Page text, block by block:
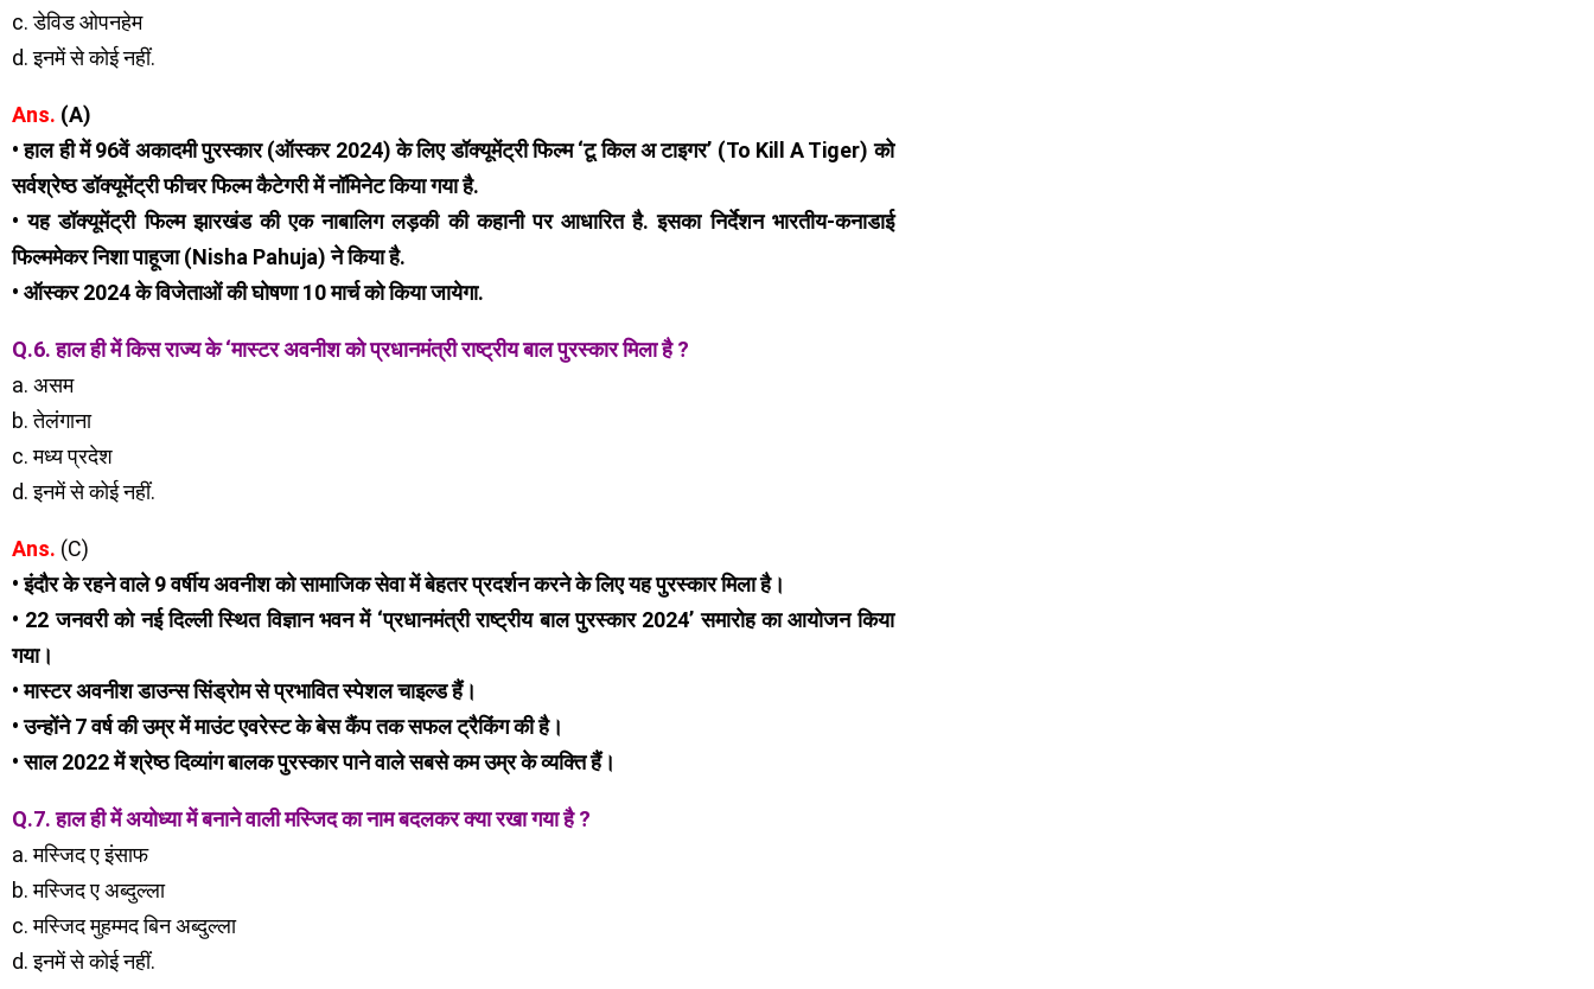
c. डेविड ओपनहेम
d. इनमें से कोई नहीं.
Ans. (A)
• हाल ही में 96वें अकादमी पुरस्कार (ऑस्कर 2024) के लिए डॉक्यूमेंट्री फिल्म ‘टू किल अ टाइगर’ (To Kill A Tiger) को
सर्वश्रेष्ठ डॉक्यूमेंट्री फीचर फिल्म कैटेगरी में नॉमिनेट किया गया है.
• यह डॉक्यूमेंट्री फिल्म झारखंड की एक नाबालिग लड़की की कहानी पर आधारित है. इसका निर्देशन भारतीय-कनाडाई
फिल्ममेकर निशा पाहूजा (Nisha Pahuja) ने किया है.
• ऑस्कर 2024 के विजेताओं की घोषणा 10 मार्च को किया जायेगा.
Q.6. हाल ही में किस राज्य के ‘मास्टर अवनीश को प्रधानमंत्री राष्ट्रीय बाल पुरस्कार मिला है ?
a. असम
b. तेलंगाना
c. मध्य प्रदेश
d. इनमें से कोई नहीं.
Ans. (C)
• इंदौर के रहने वाले 9 वर्षीय अवनीश को सामाजिक सेवा में बेहतर प्रदर्शन करने के लिए यह पुरस्कार मिला है।
• 22 जनवरी को नई दिल्ली स्थित विज्ञान भवन में ‘प्रधानमंत्री राष्ट्रीय बाल पुरस्कार 2024’ समारोह का आयोजन किया
गया।
• मास्टर अवनीश डाउन्स सिंड्रोम से प्रभावित स्पेशल चाइल्ड हैं।
• उन्होंने 7 वर्ष की उम्र में माउंट एवरेस्ट के बेस कैंप तक सफल ट्रैकिंग की है।
• साल 2022 में श्रेष्ठ दिव्यांग बालक पुरस्कार पाने वाले सबसे कम उम्र के व्यक्ति हैं।
Q.7. हाल ही में अयोध्या में बनाने वाली मस्जिद का नाम बदलकर क्या रखा गया है ?
a. मस्जिद ए इंसाफ
b. मस्जिद ए अब्दुल्ला
c. मस्जिद मुहम्मद बिन अब्दुल्ला
d. इनमें से कोई नहीं.